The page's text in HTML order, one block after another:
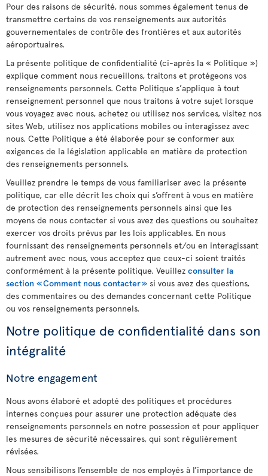
Pour des raisons de sécurité, nous sommes également tenus de
transmettre certains de vos renseignements aux autorités
gouvernementales de contrôle des frontières et aux autorités
aéroportuaires.
La présente politique de confidentialité (ci-après la « Politique »)
explique comment nous recueillons, traitons et protégeons vos
renseignements personnels. Cette Politique s’applique à tout
renseignement personnel que nous traitons à votre sujet lorsque
vous voyagez avec nous, achetez ou utilisez nos services, visitez nos
sites Web, utilisez nos applications mobiles ou interagissez avec
nous. Cette Politique a été élaborée pour se conformer aux
exigences de la législation applicable en matière de protection
des renseignements personnels.
Veuillez prendre le temps de vous familiariser avec la présente
politique, car elle décrit les choix qui s’offrent à vous en matière
de protection des renseignements personnels ainsi que les
moyens de nous contacter si vous avez des questions ou souhaitez
exercer vos droits prévus par les lois applicables. En nous
fournissant des renseignements personnels et/ou en interagissant
autrement avec nous, vous acceptez que ceux-ci soient traités
conformément à la présente politique. Veuillez consulter la
section « Comment nous contacter » si vous avez des questions,
des commentaires ou des demandes concernant cette Politique
ou vos renseignements personnels.
Notre politique de confidentialité dans son
intégralité
Notre engagement
Nous avons élaboré et adopté des politiques et procédures
internes conçues pour assurer une protection adéquate des
renseignements personnels en notre possession et pour appliquer
les mesures de sécurité nécessaires, qui sont régulièrement
révisées.
Nous sensibilisons l’ensemble de nos employés à l’importance de